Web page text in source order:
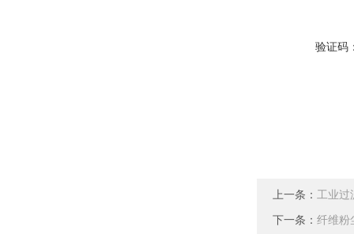
验证码
上一条： 工业
下一条： 纤维粉